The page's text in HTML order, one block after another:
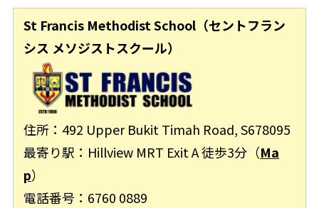
St Francis Methodist School （セントフラン
シス メソジストスクール）
住所：492 Upper Bukit Timah Road, S678095
最寄り駅：Hillview MRT Exit A 徒歩3分（Ma
p）
電話番号：6760 0889